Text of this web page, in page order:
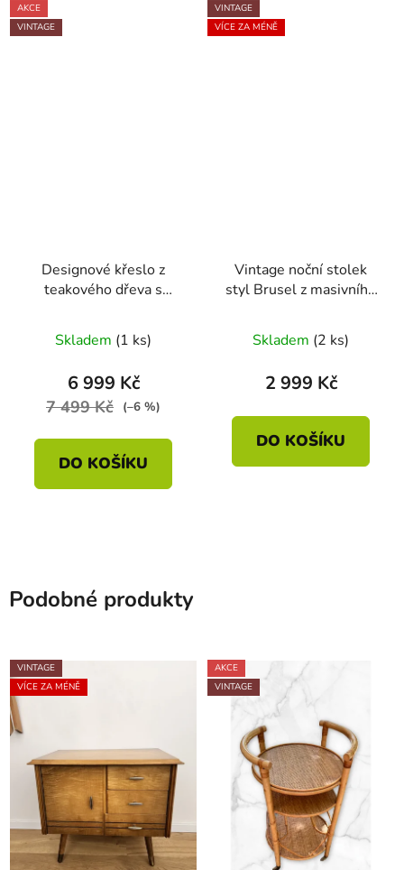
AKCE
VINTAGE
Designové křeslo z
teakového dřeva s
Skladem (1 ks)
6 999 Kč
7 499 Kč (–6 %)
DO KOŠÍKU
VINTAGE
VÍCE ZA MÉNĚ
Vintage noční stolek
styl Brusel z masivního
Skladem (2 ks)
2 999 Kč
DO KOŠÍKU
Podobné produkty
VINTAGE
VÍCE ZA MÉNĚ
AKCE
VINTAGE